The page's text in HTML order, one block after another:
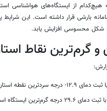
هیچ‌کدام از ایستگاه‌های هواشناسی
بارشی قرار داشته است. این
شکل محسوسی افزایش یابد.
نقاط استان در ۲۷
سردترین نقطه استان
گرم‌ترین ایستگاه استان